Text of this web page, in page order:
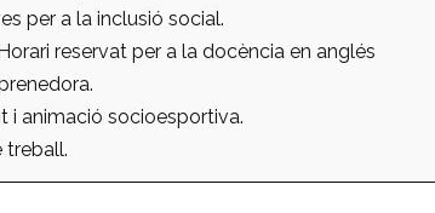
per a la inclusió social.
reservat per a la docència en anglés
i animació socioesportiva.
treball.